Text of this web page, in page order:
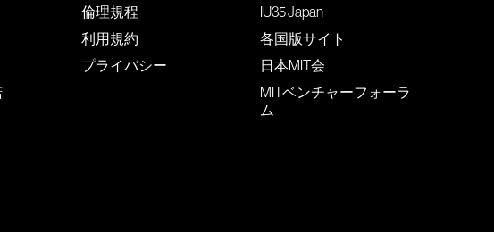
倫理規程
利用規約
プライバシー
IU35 Japan
各国版サイト
日本MIT会
MITベンチャーフォーラ
ム